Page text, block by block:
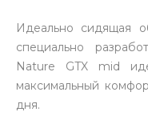
Идеально сидящая
специально
Nature GTX mid
максимальный
дня.